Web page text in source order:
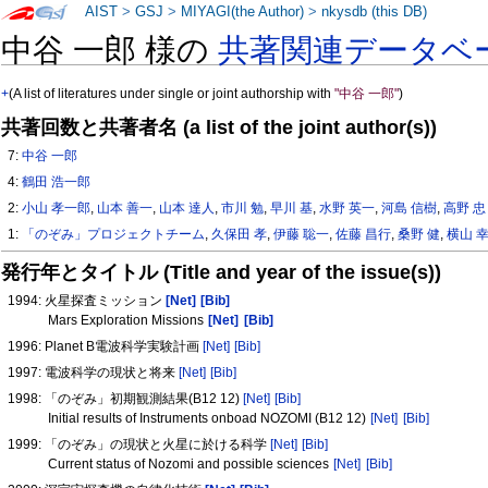
中谷 一郎 様の共著関連データベ
+(A list of literatures under single or joint authorship with"中谷 一郎")
共著回数と共著者名 (a list of the joint author(s))
7:中谷 一郎
4:鶴田 浩一郎
2:小山 孝一郎, 山本 善一, 山本 達人 ,市川 勉,早川 基,水野 英一,河島 信樹,高野 忠
1:
「のぞみ」プロジェクトチーム, 久保田 孝,伊藤 聡一,佐藤 昌行,桑野 健,横山
発行年とタイトル (Title and year of the issue(s))
1994: 火星探査ミッション [Net] [Bib]
Mars Exploration Missions [Net]
[Bib]
1996: Planet B電波科学実験計画 [Net] [Bib]
1997: 電波科学の現状と将来 [Net] [Bib]
1998: 「のぞみ」初期観測結果(B12 12) [Net] [Bib]
Initial results of Instruments onboad NOZOMI (B12 12) [Net] [Bib]
1999: 「のぞみ」の現状と火星に於ける科学 [Net] [Bib]
Current status of Nozomi and possible sciences [Net] [Bib]
AIST >GSJ > MIYAGI(the Author) >nkysdb (this DB)